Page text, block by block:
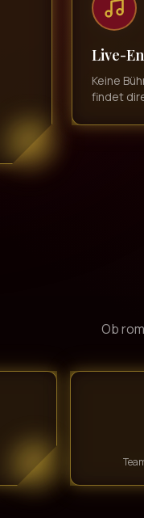
Live-
Keine
findet
Ob